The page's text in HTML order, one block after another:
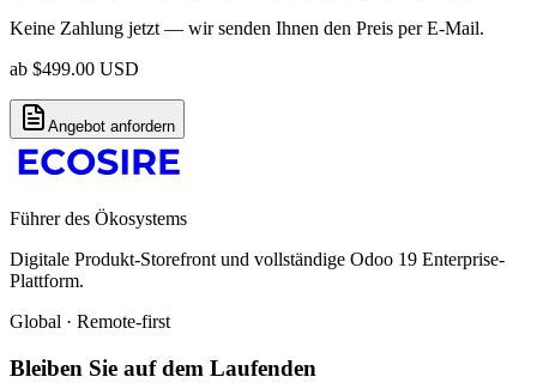
Keine Zahlung jetzt — wir senden Ihnen den Preis per E-Mail.
ab $499.00 USD
Angebot anfordern
Führer des Ökosystems
Digitale Produkt-Storefront und vollständige Odoo 19 Enterprise-
Plattform.
Global · Remote-first
Bleiben Sie auf dem Laufenden